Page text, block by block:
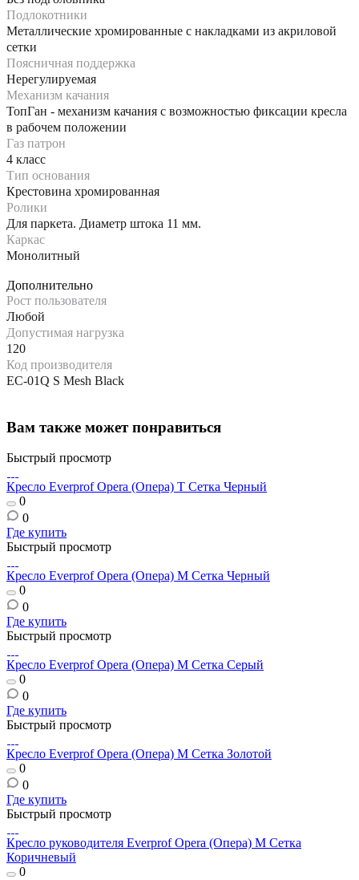
Подлокотники
Металлические хромированные с накладками из акриловой
сетки
Поясничная поддержка
Нерегулируемая
Механизм качания
ТопГан - механизм качания с возможностью фиксации кресла
в рабочем положении
Газ патрон
4 класс
Тип основания
Крестовина хромированная
Ролики
Для паркета. Диаметр штока 11 мм.
Каркас
Монолитный
Дополнительно
Рост пользователя
Любой
Допустимая нагрузка
120
Код производителя
EC-01Q S Mesh Black
Вам также может понравиться
Быстрый просмотр
Кресло Everprof Opera (Опера) T Сетка Черный
0
0
Где купить
Быстрый просмотр
Кресло Everprof Opera (Опера) M Сетка Черный
0
0
Где купить
Быстрый просмотр
Кресло Everprof Opera (Опера) M Сетка Серый
0
0
Где купить
Быстрый просмотр
Кресло Everprof Opera (Опера) M Сетка Золотой
0
0
Где купить
Быстрый просмотр
Кресло руководителя Everprof Opera (Опера) M Сетка
Коричневый
0